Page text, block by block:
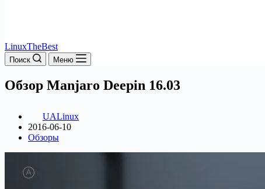
LinuxTheBest
Поиск Меню
Обзор Manjaro Deepin 16.03
UALinux
2016-06-10
Обзоры